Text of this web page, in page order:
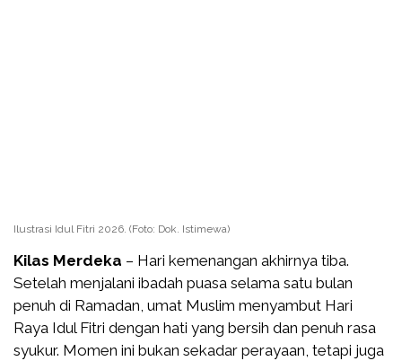
Ilustrasi Idul Fitri 2026. (Foto: Dok. Istimewa)
Kilas Merdeka – Hari kemenangan akhirnya tiba.
Setelah menjalani ibadah puasa selama satu bulan
penuh di Ramadan, umat Muslim menyambut Hari
Raya Idul Fitri dengan hati yang bersih dan penuh rasa
syukur. Momen ini bukan sekadar perayaan, tetapi juga